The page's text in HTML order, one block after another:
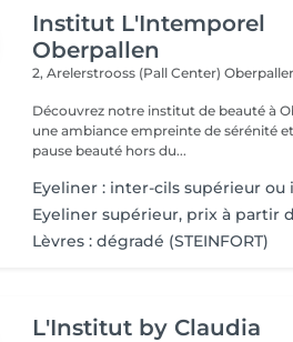
Institut L'Intemporel
Oberpallen
2, Arelerstrooss (Pall Center)
Découvrez notre institut de beauté à
une ambiance empreinte de sérénité
pause beauté hors du...
Eyeliner : inter-cils supérieur ou
Eyeliner supérieur, prix à partir
Lèvres : dégradé (STEINFORT)
L'Institut by Claudia